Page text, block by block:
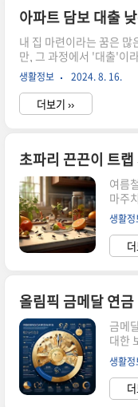
구되는 서류와 수수료가
니다. 예를 들어, 신규 여
55,000원이지만, 갱신의
아파트 담보 대출
내 집 마련이라는 꿈은
만, 그 과정에서 '대출'이
가 많습니다. 특히 이자율
은 이자율로 아파트 담보
움이 될 수 있습니다. 이번
이자율 결정 요인, 대출 신
치에 기반하여 결정되므
금액이 커집니다. 즉, 아
수 있는 방법입니다. 대
생활정보 2024. 8. 16.
더보기 ››
초파리 끈끈이 트
여름
마주
여러
로 잡
지만
있습
파리
은 곤
음식
수가
은 생
로 인
생활정
올림픽 금메달 연
금메
대한
니다.
기준,
게 알
금전
생활정